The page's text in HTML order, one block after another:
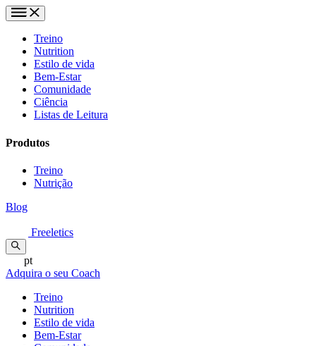
Treino
Nutrition
Estilo de vida
Bem-Estar
Comunidade
Ciência
Listas de Leitura
Produtos
Treino
Nutrição
Blog
Freeletics
pt
Adquira o seu Coach
Treino
Nutrition
Estilo de vida
Bem-Estar